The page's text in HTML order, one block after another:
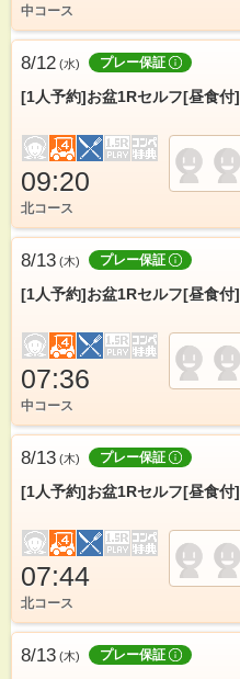
中コース
8/12 (水) プレー保証
[1人予約]お盆1Rセルフ[昼食付]
09:20
北コース
8/13 (木) プレー保証
[1人予約]お盆1Rセルフ[昼食付]
07:36
中コース
8/13 (木) プレー保証
[1人予約]お盆1Rセルフ[昼食付]
07:44
北コース
8/13 (木) プレー保証